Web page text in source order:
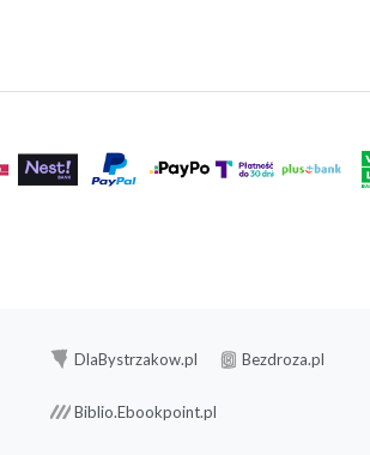
DlaBystrzakow.pl Bezdroza.pl
Biblio.Ebookpoint.pl